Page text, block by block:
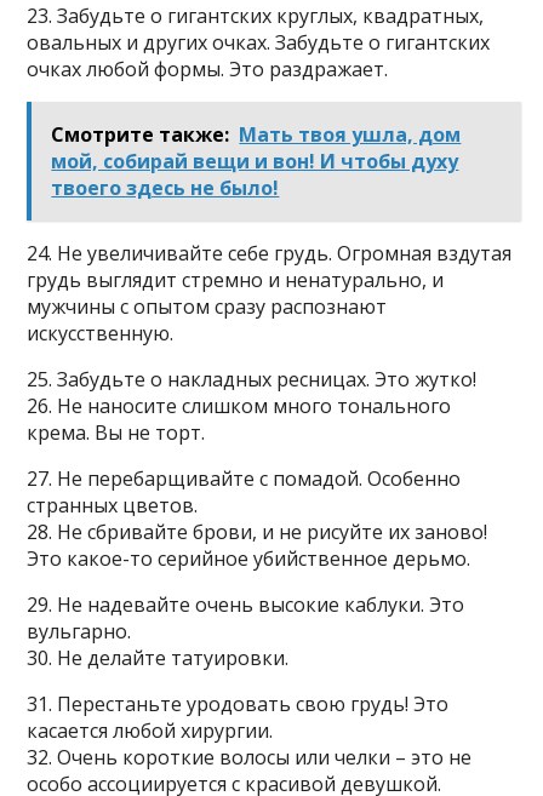
23. Забудьте о гигантских круглых, квадратных,
овальных и других очках. Забудьте о гигантских
очках любой формы. Это раздражает.
Смотрите также: Мать твоя ушла, дом
мой, собирай вещи и вон! И чтобы духу
твоего здесь не было!
24. Не увеличивайте себе грудь. Огромная вздутая
грудь выглядит стремно и ненатурально, и
мужчины с опытом сразу распознают
искусственную.
25. Забудьте о накладных ресницах. Это жутко!
26. Не наносите слишком много тонального
крема. Вы не торт.
27. Не перебарщивайте с помадой. Особенно
странных цветов.
28. Не сбривайте брови, и не рисуйте их заново!
Это какое-то серийное убийственное дерьмо.
29. Не надевайте очень высокие каблуки. Это
вульгарно.
30. Не делайте татуировки.
31. Перестаньте уродовать свою грудь! Это
касается любой хирургии.
32. Очень короткие волосы или челки – это не
особо ассоциируется с красивой девушкой.